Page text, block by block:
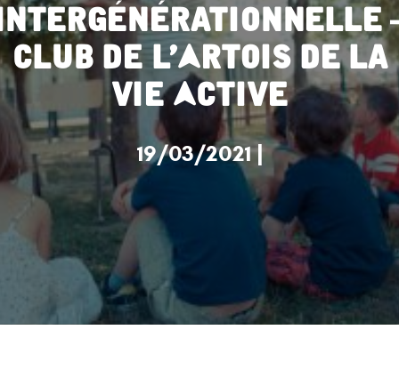
Club de l’Artois de La
Vie Active
19/03/2021 |